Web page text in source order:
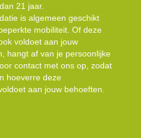
21 jaar.
is algemeen geschikt
mobiliteit. Of deze
voldoet aan jouw
hangt af van je persoonlijke
contact met ons op, zodat
hoeverre deze
aan jouw behoeften.